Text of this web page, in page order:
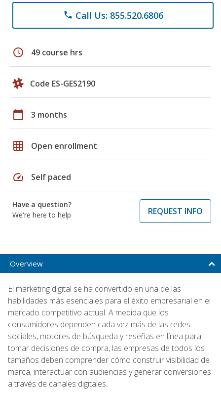
phone Call Us: 855.520.6806
schedule 49 course hrs
Code ES-GES2190
calendar_today 3 months
grid_on Open enrollment
speed Self paced
Have a question?
We're here to help
REQUEST INFO
Overview
El marketing digital se ha convertido en una de las
habilidades más esenciales para el éxito empresarial en el
mercado competitivo actual. A medida que los
consumidores dependen cada vez más de las redes
sociales, motores de búsqueda y reseñas en línea para
tomar decisiones de compra, las empresas de todos los
tamaños deben comprender cómo construir visibilidad de
marca, interactuar con audiencias y generar conversiones
a través de canales digitales.